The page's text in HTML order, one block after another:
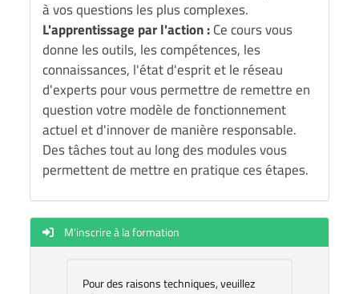
à vos questions les plus complexes.
L'apprentissage par l'action :Ce cours vous
donne les outils, les compétences, les
connaissances, l'état d'esprit et le réseau
d'experts pour vous permettre de remettre en
question votre modèle de fonctionnement
actuel et d'innover de manière responsable.
Des tâches tout au long des modules vous
permettent de mettre en pratique ces étapes.
M'inscrire à la formation
Pour des raisons techniques, veuillez